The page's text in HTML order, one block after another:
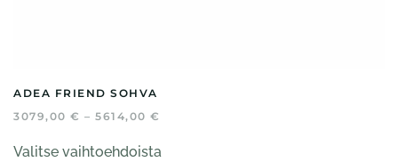
ADEA FRIEND SOHVA
3079,00 € – 5614,00 €
5614,00 €
Valitse vaihtoehdoistatuotteella